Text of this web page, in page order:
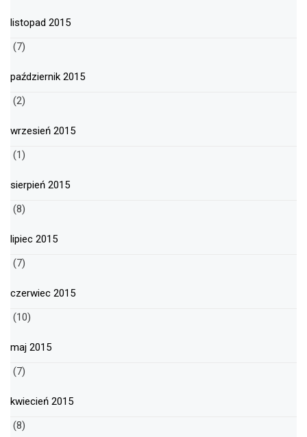
listopad 2015
(7)
październik 2015
(2)
wrzesień 2015
(1)
sierpień 2015
(8)
lipiec 2015
(7)
czerwiec 2015
(10)
maj 2015
(7)
kwiecień 2015
(8)